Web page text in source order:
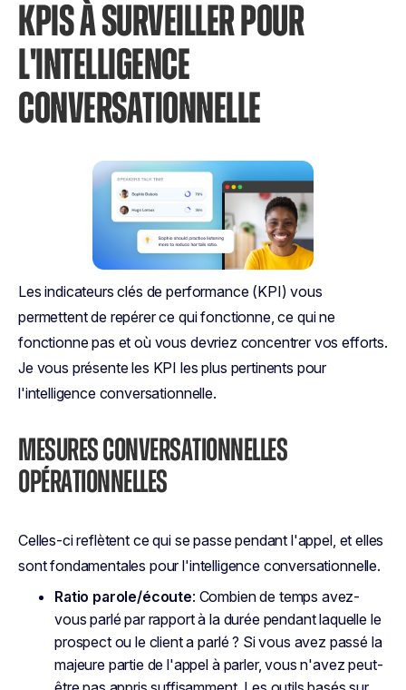
KPIS À SURVEILLER POUR
L'INTELLIGENCE
CONVERSATIONNELLE
Les indicateurs clés de performance (KPI) vous
permettent de repérer ce qui fonctionne, ce qui ne
fonctionne pas et où vous devriez concentrer vos efforts.
Je vous présente les KPI les plus pertinents pour
l'intelligence conversationnelle.
MESURES CONVERSATIONNELLES
OPÉRATIONNELLES
Celles-ci reflètent ce qui se passependant l'appel, et elles
sont fondamentales pour l'intelligence conversationnelle.
Ratio parole/écoute: Combien de temps avez-
vous parlé par rapport à la durée pendant laquelle le
prospect ou le client a parlé ? Si vous avez passé la
majeure partie de l'appel à parler, vous n'avez peut-